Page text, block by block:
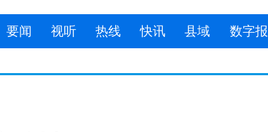
要闻 视听 热线 快讯 县域 数字报